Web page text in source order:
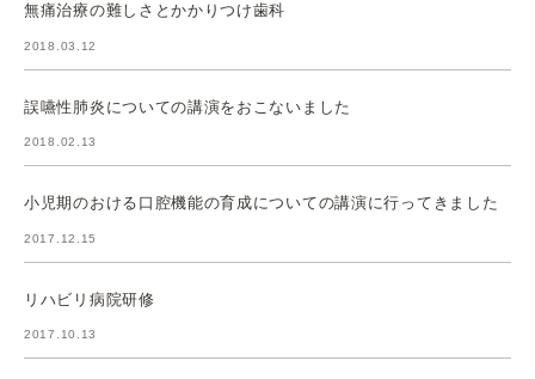
無痛治療の難しさとかかりつけ歯科
2018.03.12
誤嚥性肺炎についての講演をおこないました
2018.02.13
小児期のおける口腔機能の育成についての講演に行ってきました
2017.12.15
リハビリ病院研修
2017.10.13